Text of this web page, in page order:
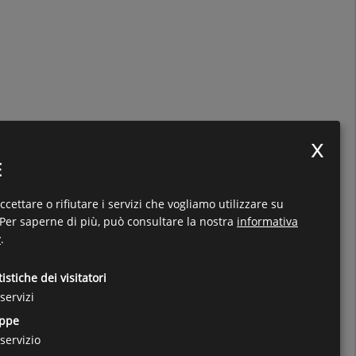
o rifiutare i servizi che vogliamo utilizzare su
Per saperne di più, può consultare la nostra informativa
.
dei visitatori
servizi
servizio